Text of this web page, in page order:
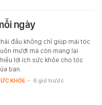
ngày
đầu không chỉ giúp mái tóc
mượt mà còn mang lại
lợi ích sức khỏe cho tóc
bạn.
KHỎE - 6 giờ trước